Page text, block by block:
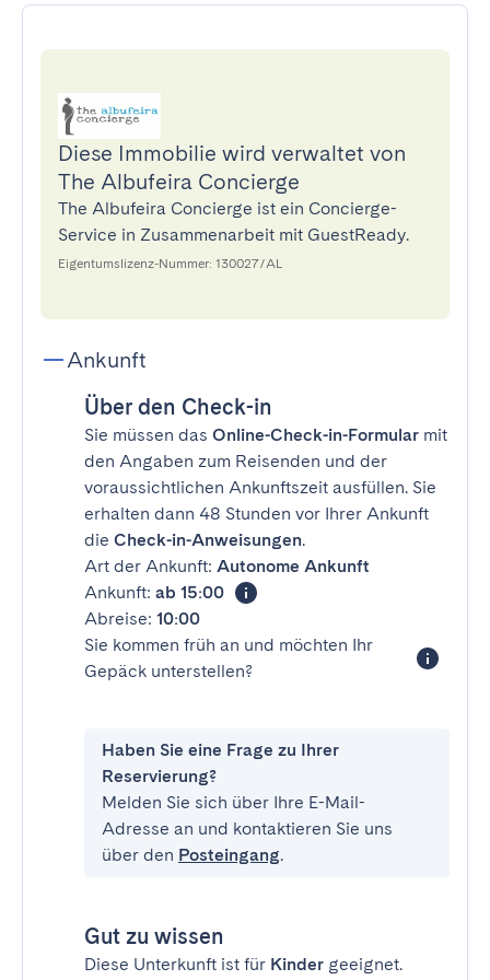
Diese Immobilie wird verwaltet von
The Albufeira Concierge
The Albufeira Concierge ist ein Concierge-
Service in Zusammenarbeit mit GuestReady.
Eigentumslizenz-Nummer: 130027/AL
Ankunft
Über den Check-in
Sie müssen das Online-Check-in-Formular mit
den Angaben zum Reisenden und der
voraussichtlichen Ankunftszeit ausfüllen. Sie
erhalten dann 48 Stunden vor Ihrer Ankunft
die Check-in-Anweisungen.
Art der Ankunft: Autonome Ankunft
Ankunft: ab 15:00
Abreise: 10:00
Sie kommen früh an und möchten Ihr
Gepäck unterstellen?
Haben Sie eine Frage zu Ihrer
Reservierung?
Melden Sie sich über Ihre E-Mail-
Adresse an und kontaktieren Sie uns
über den Posteingang.
Gut zu wissen
Diese Unterkunft ist für Kinder geeignet.